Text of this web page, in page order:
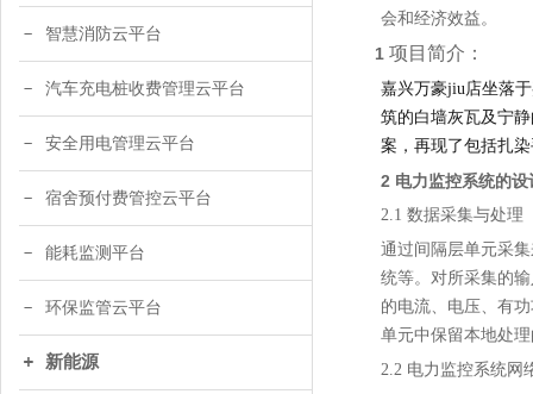
智慧消防云平台
汽车充电桩收费管理云平台
安全用电管理云平台
宿舍预付费管控云平台
能耗监测平台
环保监管云平台
新能源
会和经济效益。
1 项目简介：
嘉兴万豪jiu店坐落
筑的白墙灰瓦及宁
案，再现了包括扎
2 电力监控系统的设
2.1 数据采集与处理
通过间隔层单元采
统等。对所采集的
的电流、电压、有
单元中保留本地处
2.2 电力监控系统网